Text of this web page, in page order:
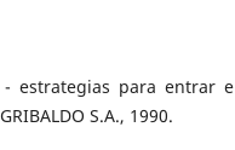
- estrategias para entrar e
S.A., 1990.